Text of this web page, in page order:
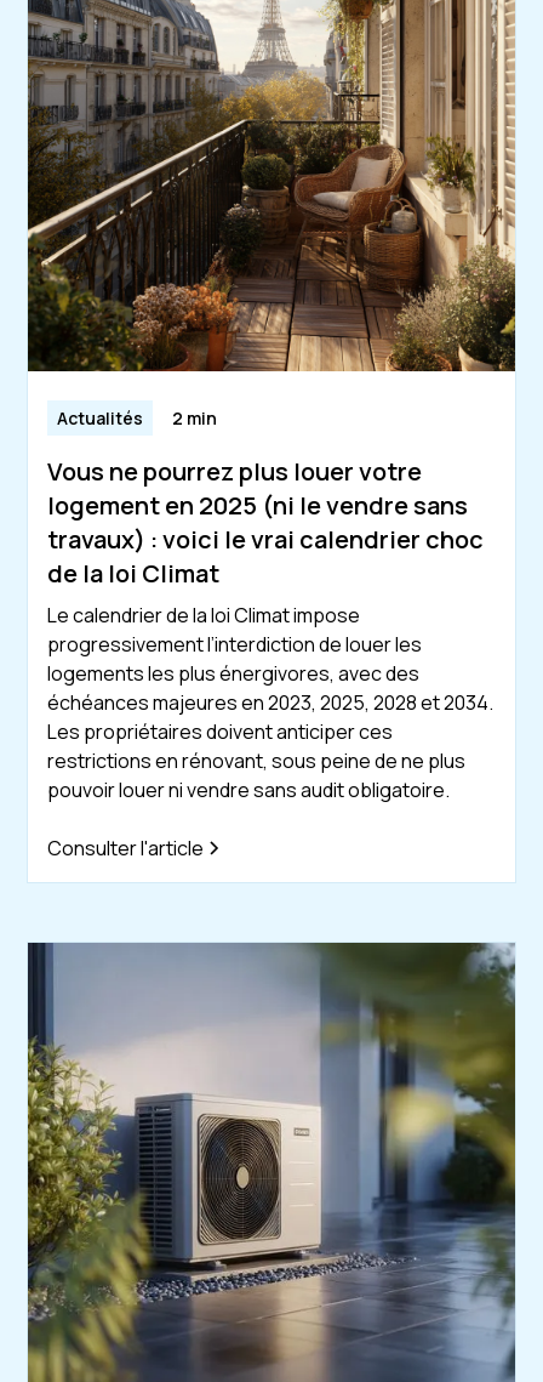
Actualités 2 min
Vous ne pourrez plus louer votre
logement en 2025 (ni le vendre sans
travaux) : voici le vrai calendrier choc
de la loi Climat
Le calendrier de la loi Climat impose
progressivement l’interdiction de louer les
logements les plus énergivores, avec des
échéances majeures en 2023, 2025, 2028 et 2034.
Les propriétaires doivent anticiper ces
restrictions en rénovant, sous peine de ne plus
pouvoir louer ni vendre sans audit obligatoire.
Consulter l'article